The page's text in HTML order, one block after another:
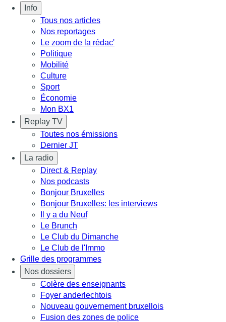
Info
Tous nos articles
Nos reportages
Le zoom de la rédac'
Politique
Mobilité
Culture
Sport
Économie
Mon BX1
Replay TV
Toutes nos émissions
Dernier JT
La radio
Direct & Replay
Nos podcasts
Bonjour Bruxelles
Bonjour Bruxelles: les interviews
Il y a du Neuf
Le Brunch
Le Club du Dimanche
Le Club de l'Immo
Grille des programmes
Nos dossiers
Colère des enseignants
Foyer anderlechtois
Nouveau gouvernement bruxellois
Fusion des zones de police